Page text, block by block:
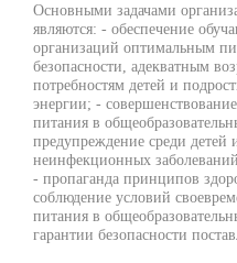
Основными задачами
являются: - обеспечение
организаций оптимальным
безопасности, адекватным
потребностям детей и
энергии; -
питания в
предупреждение среди
неинфекционных
- пропаганда принципов
соблюдение условий
питания в
гарантии безопасности